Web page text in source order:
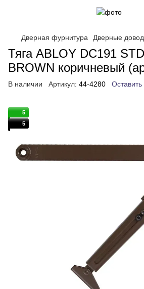
Дверная фурнитура Дверные
Тяга ABLOY DC191
BROWN коричневый
В наличии Артикул: 44-4280 Оставить
5
5